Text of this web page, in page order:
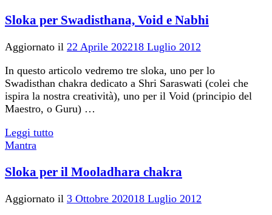
Sloka per Swadisthana, Void e Nabhi
Aggiornato il 22 Aprile 202218 Luglio 2012
In questo articolo vedremo tre sloka, uno per lo
Swadisthan chakra dedicato a Shri Saraswati (colei che
ispira la nostra creatività), uno per il Void (principio del
Maestro, o Guru) …
Leggi tutto
Mantra
Sloka per il Mooladhara chakra
Aggiornato il 3 Ottobre 202018 Luglio 2012